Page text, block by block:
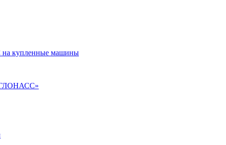
на купленные машины
ГЛОНАСС»